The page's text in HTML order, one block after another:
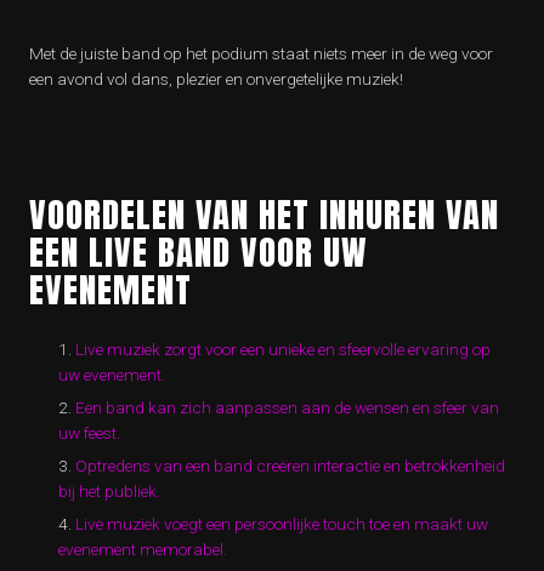
Met de juiste band op het podium staat niets meer in de weg voor
een avond vol dans, plezier en onvergetelijke muziek!
VOORDELEN VAN HET INHUREN VAN
EEN LIVE BAND VOOR UW
EVENEMENT
Live muziek zorgt voor een unieke en sfeervolle ervaring op
uw evenement.
Een band kan zich aanpassen aan de wensen en sfeer van
uw feest.
Optredens van een band creëren interactie en betrokkenheid
bij het publiek.
Live muziek voegt een persoonlijke touch toe en maakt uw
evenement memorabel.